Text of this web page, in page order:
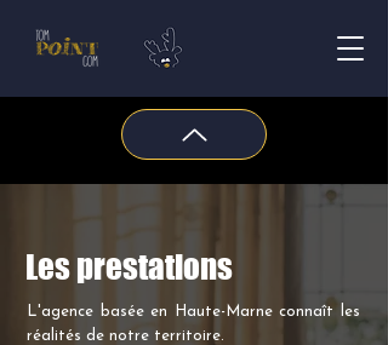
Les prestations
L'agence basée en Haute-Marne connaît les
réalités de notre territoire.